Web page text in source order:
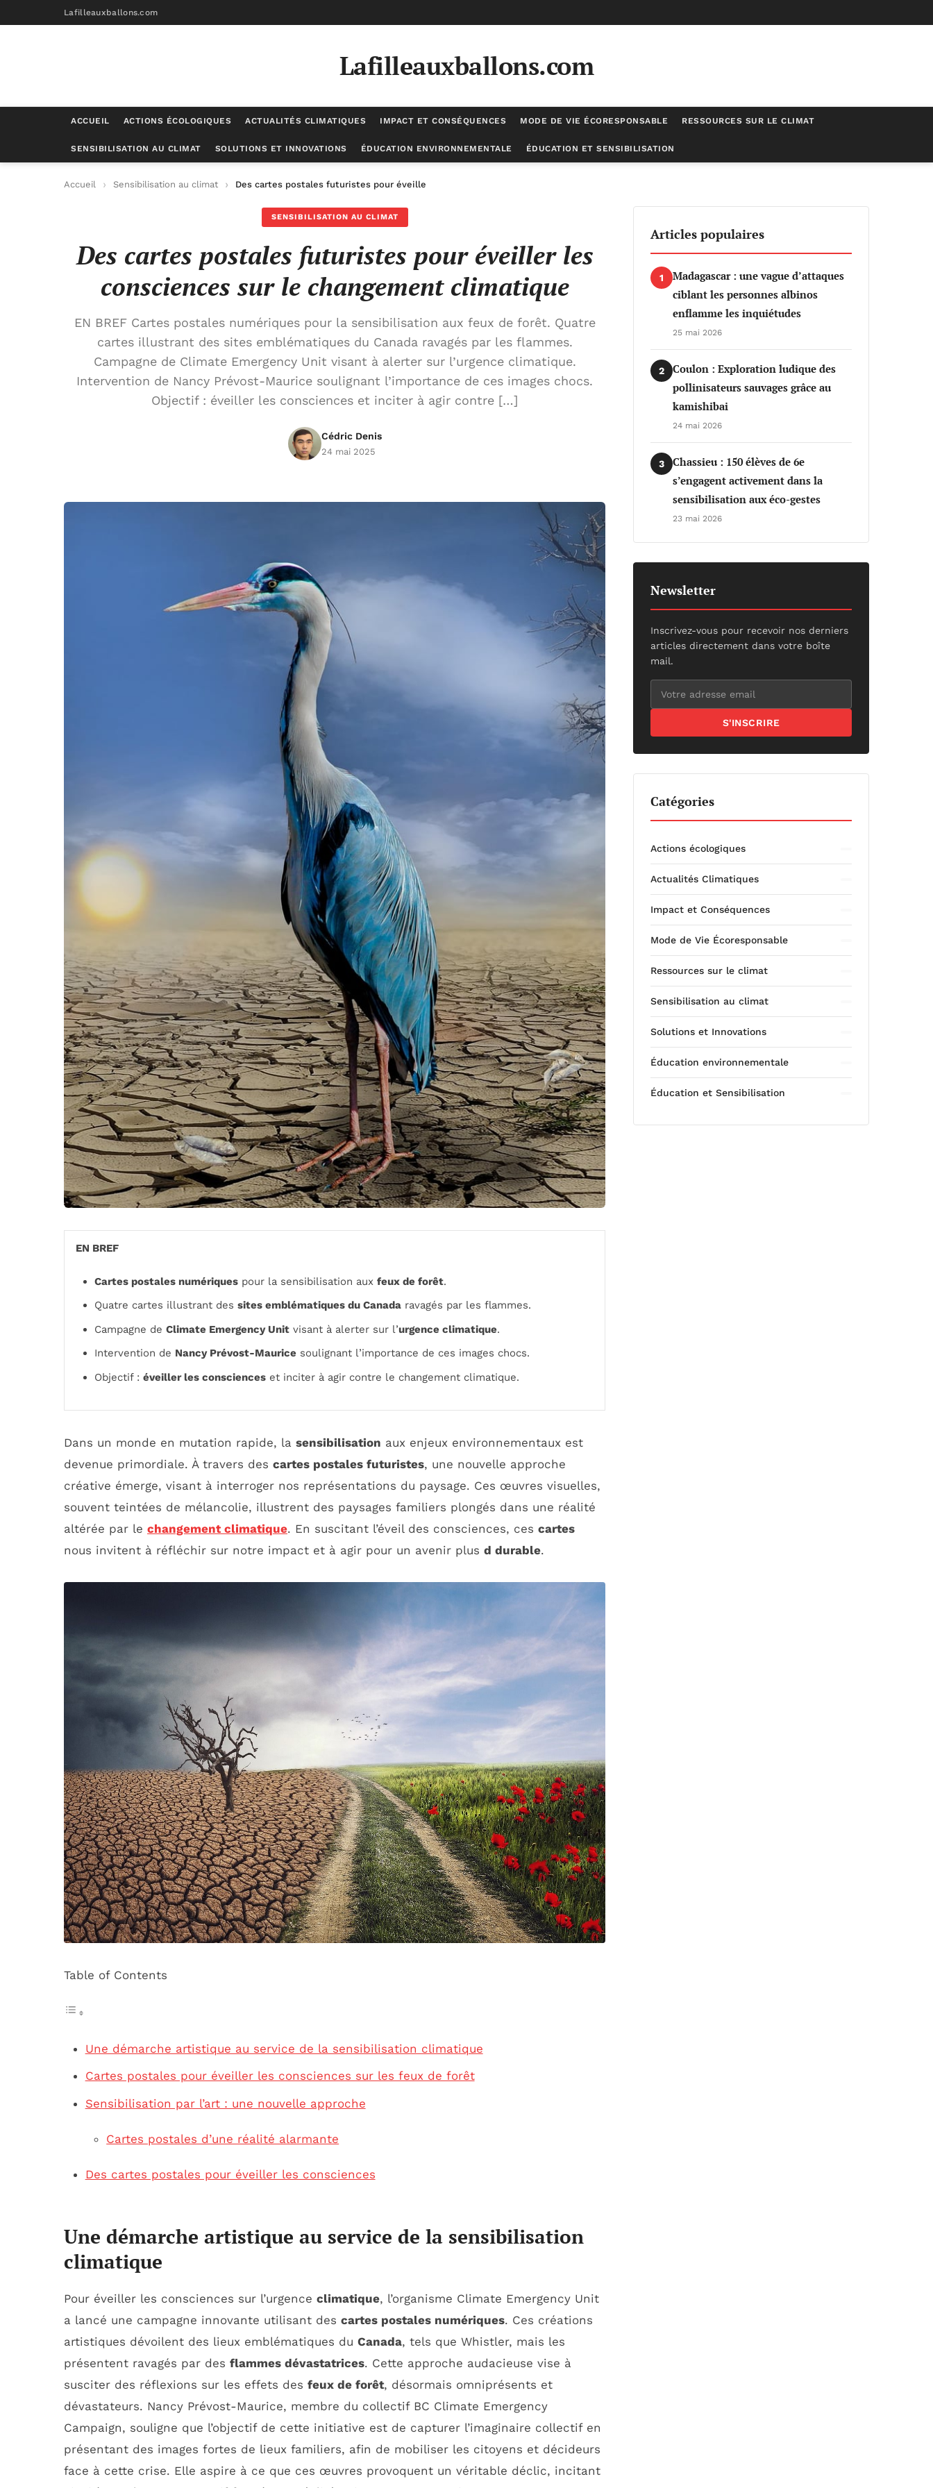
Lafilleauxballons.com
Lafilleauxballons.com
ACCUEIL ACTIONS ÉCOLOGIQUES ACTUALITÉS CLIMATIQUES IMPACT ET CONSÉQUENCES MODE DE VIE ÉCORESPONSABLE RESSOURCES SUR LE CLIMAT
SENSIBILISATION AU CLIMAT SOLUTIONS ET INNOVATIONS ÉDUCATION ENVIRONNEMENTALE ÉDUCATION ET SENSIBILISATION
Accueil Sensibilisation au climat Des cartes postales futuristes pour éveiller les consciences sur le changement climatique
SENSIBILISATION AU CLIMAT
Des cartes postales futuristes pour éveiller les
consciences sur le changement climatique
EN BREF Cartes postales numériques pour la sensibilisation aux feux de forêt. Quatre
cartes illustrant des sites emblématiques du Canada ravagés par les flammes.
Campagne de Climate Emergency Unit visant à alerter sur l’urgence climatique.
Intervention de Nancy Prévost-Maurice soulignant l’importance de ces images chocs.
Objectif : éveiller les consciences et inciter à agir contre […]
Cédric Denis
24 mai 2025
EN BREF
Cartes postales numériques pour la sensibilisation aux feux de forêt.
Quatre cartes illustrant des sites emblématiques du Canada ravagés par les flammes.
Campagne de Climate Emergency Unit visant à alerter sur l’urgence climatique.
Intervention de Nancy Prévost-Maurice soulignant l’importance de ces images chocs.
Objectif : éveiller les consciences et inciter à agir contre le changement climatique.
Dans un monde en mutation rapide, la sensibilisation aux enjeux environnementaux est
devenue primordiale. À travers des cartes postales futuristes, une nouvelle approche
créative émerge, visant à interroger nos représentations du paysage. Ces œuvres visuelles,
souvent teintées de mélancolie, illustrent des paysages familiers plongés dans une réalité
altérée par le changement climatique. En suscitant l’éveil des consciences, ces cartes
nous invitent à réfléchir sur notre impact et à agir pour un avenir plus d durable.
Table of Contents
Une démarche artistique au service de la sensibilisation climatique
Cartes postales pour éveiller les consciences sur les feux de forêt
Sensibilisation par l’art : une nouvelle approche
Cartes postales d’une réalité alarmante
Des cartes postales pour éveiller les consciences
Une démarche artistique au service de la sensibilisation
climatique
Pour éveiller les consciences sur l’urgence climatique, l’organisme Climate Emergency Unit
a lancé une campagne innovante utilisant des cartes postales numériques. Ces créations
artistiques dévoilent des lieux emblématiques du Canada, tels que Whistler, mais les
présentent ravagés par des flammes dévastatrices. Cette approche audacieuse vise à
susciter des réflexions sur les effets des feux de forêt, désormais omniprésents et
dévastateurs. Nancy Prévost-Maurice, membre du collectif BC Climate Emergency
Campaign, souligne que l’objectif de cette initiative est de capturer l’imaginaire collectif en
présentant des images fortes de lieux familiers, afin de mobiliser les citoyens et décideurs
face à cette crise. Elle aspire à ce que ces œuvres provoquent un véritable déclic, incitant
Articles populaires
1
Madagascar : une vague d’attaques
ciblant les personnes albinos
enflamme les inquiétudes
25 mai 2026
2
Coulon : Exploration ludique des
pollinisateurs sauvages grâce au
kamishibai
24 mai 2026
3
Chassieu : 150 élèves de 6e
s’engagent activement dans la
sensibilisation aux éco-gestes
23 mai 2026
Newsletter
Inscrivez-vous pour recevoir nos derniers
articles directement dans votre boîte
mail.
S'INSCRIRE
Catégories
Actions écologiques
Actualités Climatiques
Impact et Conséquences
Mode de Vie Écoresponsable
Ressources sur le climat
Sensibilisation au climat
Solutions et Innovations
Éducation environnementale
Éducation et Sensibilisation